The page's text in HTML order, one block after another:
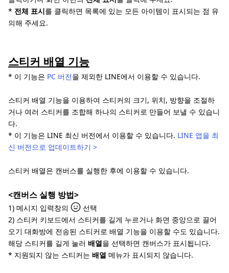
* 전체 표시를 클릭하면 목록에 있는 모든 아이템이 표시되는 점 유
의해 주세요.
스티커 배열 기능
* 이 기능은 PC 버전을 제외한 LINE에서 이용할 수 있습니다.
스티커 배열 기능을 이용하여 스티커의 크기, 위치, 방향을 조절하
거나 여러 스티커를 조합해 하나의 스티커로 만들어 보낼 수 있습니
다.
* 이 기능은 LINE 최신 버전에서 이용할 수 있습니다. LINE 앱을 최
신 버전으로 업데이트하기 >
스티커 배열은 캔버스를 실행한 후에 이용할 수 있습니다.
<캔버스 실행 방법>
1) 메시지 입력창의
선택
2) 스티커 키보드에서 스티커를 길게 누르거나 화면 중앙으로 끌어
오기 대화방에 전송된 스티커로 배열 기능을 이용할 수도 있습니다.
해당 스티커를 길게 눌러 배열을 선택하면 캔버스가 표시됩니다.
* 지원되지 않는 스티커는 배열 메뉴가 표시되지 않습니다.